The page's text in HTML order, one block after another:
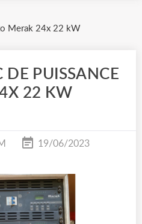
Merak 24x 22 kW
DE PUISSANCE
22 KW
19/06/2023